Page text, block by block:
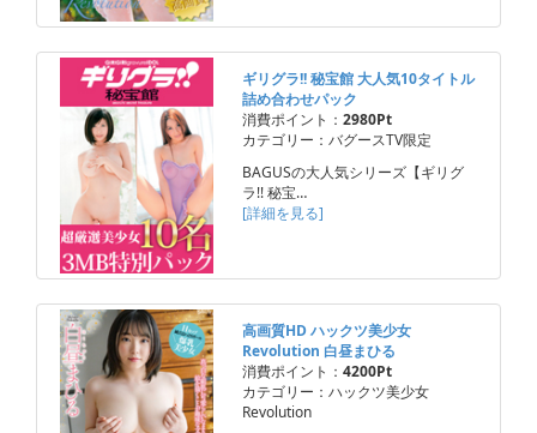
ギリグラ!! 秘宝館 大人気10タイトル
詰め合わせパック
消費ポイント： 2980Pt
カテゴリー：バグースTV限定
BAGUSの大人気シリーズ【ギリグ
ラ!! 秘宝…
[詳細を見る]
高画質HD ハックツ美少女
Revolution 白昼まひる
消費ポイント： 4200Pt
カテゴリー：ハックツ美少女
Revolution